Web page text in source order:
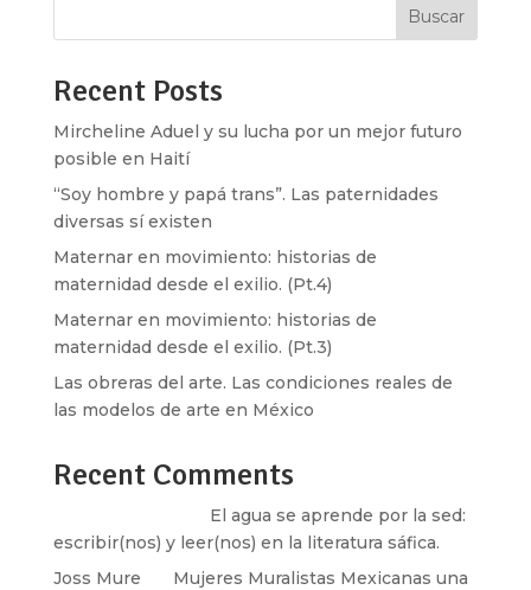
Buscar
Recent Posts
Mircheline Aduel y su lucha por un mejor futuro
posible en Haití
“Soy hombre y papá trans”. Las paternidades
diversas sí existen
Maternar en movimiento: historias de
maternidad desde el exilio. (Pt.4)
Maternar en movimiento: historias de
maternidad desde el exilio. (Pt.3)
Las obreras del arte. Las condiciones reales de
las modelos de arte en México
Recent Comments
El agua se aprende por la sed:
escribir(nos) y leer(nos) en la literatura sáfica.
Joss Mure
Mujeres Muralistas Mexicanas una